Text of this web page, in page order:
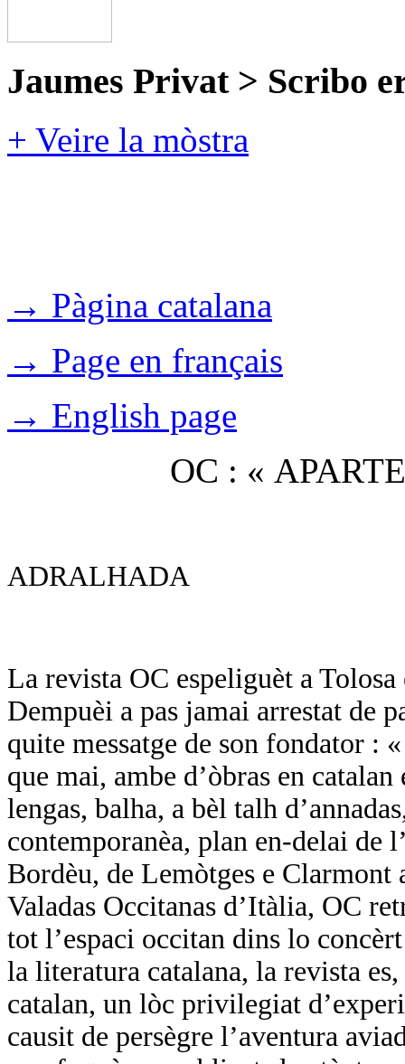
Jaumes Privat > Scribo
+ Veire la mòstra
→ Pàgina catalana
→ Page en français
→ English page
OC : «
ADRALHADA
La revista OC espeliguèt a
Dempuèi a pas jamai arrestat de
quite messatge de son fondator :
que mai, ambe d’òbras en
lengas, balha, a bèl talh
contemporanèa, plan en-delai de
Bordèu, de Lemòtges e Clarmont
Valadas Occitanas d’Itàlia, OC
tot l’espaci occitan dins lo
la literatura catalana, la revista
catalan, un lòc privilegiat
causit de persègre l’aventura